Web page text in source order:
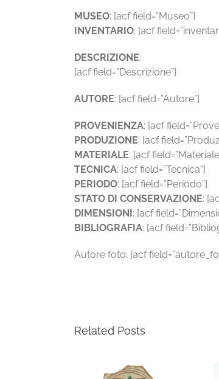
MUSEO: [acf field=”Museo”]
INVENTARIO: [acf
DESCRIZIONE:
[acf field=”Descrizione”]
AUTORE: [acf field=”Autore”]
PROVENIENZA: [acf
PRODUZIONE: [acf
MATERIALE: [acf
TECNICA: [acf field=”Tecnica”]
PERIODO: [acf field=”Periodo”]
STATO DI CONSERVAZIONE:
DIMENSIONI: [acf
BIBLIOGRAFIA: [acf
Autore foto: [acf
Related Posts